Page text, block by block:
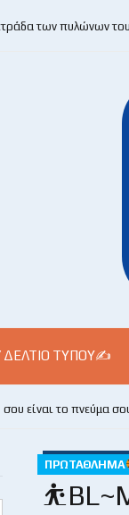
των πυλώνων
ΔΕΛΤΊΟ ΤΎΠΟΥ✍
είναι το πνεύμα
ΠΡΩΤΆΘΛΗΜΑ